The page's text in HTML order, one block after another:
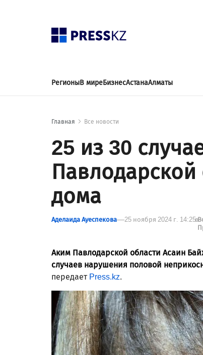
РегионыВ миреБизнесАстанаАлматы
Главная Все новости
25 из 30
дома
Аделаида Ауеспекова 25 ноября 2024 г. 14:25в
Аким Павлодарской области Асаин
случаев нарушения половой
передает Press.kz.